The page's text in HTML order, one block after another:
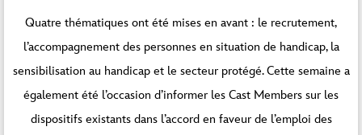
Quatre thématiques ont été mises en avant : le recrutement,
l’accompagnement des personnes en situation de handicap, la
sensibilisation au handicap et le secteur protégé. Cette semaine a
également été l’occasion d’informer les Cast Members sur les
dispositifs existants dans l’accord en faveur de l’emploi des